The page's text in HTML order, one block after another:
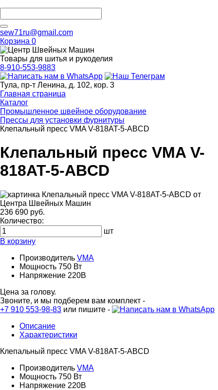
sew71ru@gmail.com
Корзина 0
Товары для шитья и рукоделия
8-910-553-9883
Тула, пр-т Ленина, д. 102, кор. 3
Главная страница
Каталог
Промышленное швейное оборудование
Прессы для установки фурнитуры
Клепальный пресс VMA V-818AT-5-ABCD
Клепальный пресс VMA V-
818AT-5-ABCD
236 690 руб.
Количество:
шт
В корзину
Производитель VMA
Мощность 750 Вт
Напряжение 220В
Цена за голову.
Звоните, и мы подберем вам комплект -
+7 910 553-98-83 или пишите -
Описание
Характеристики
Клепальный пресс VMA V-818AT-5-ABCD
Производитель VMA
Мощность 750 Вт
Напряжение 220В